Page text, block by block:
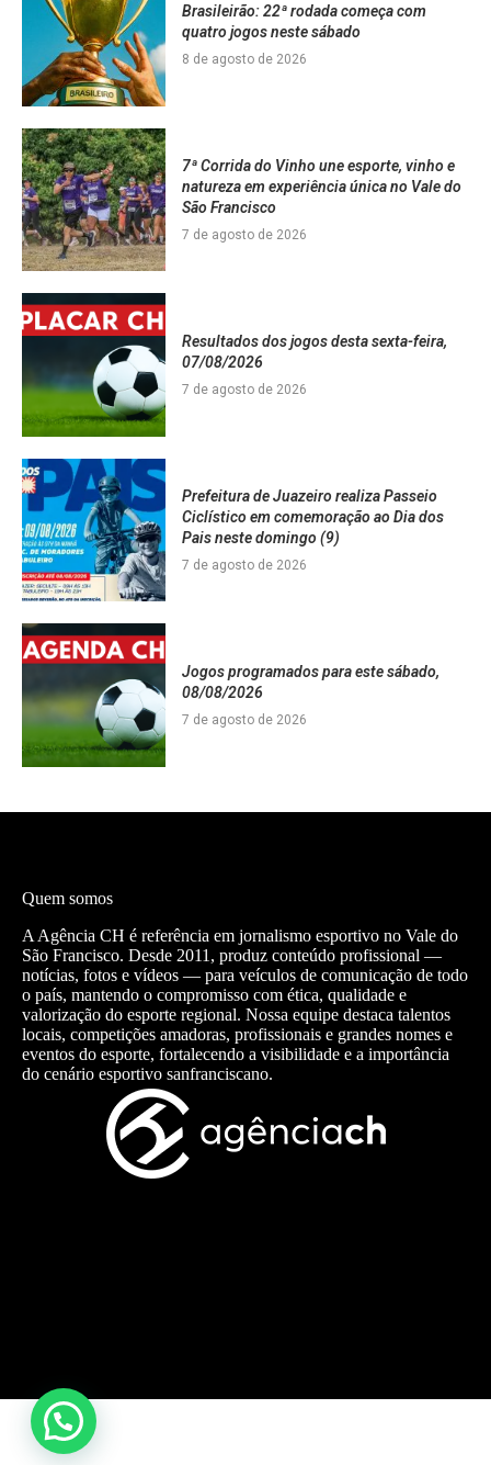
Brasileirão: 22ª rodada começa com
quatro jogos neste sábado
8 de agosto de 2026
7ª Corrida do Vinho une esporte, vinho e
natureza em experiência única no Vale do
São Francisco
7 de agosto de 2026
Resultados dos jogos desta sexta-feira,
07/08/2026
7 de agosto de 2026
Prefeitura de Juazeiro realiza Passeio
Ciclístico em comemoração ao Dia dos
Pais neste domingo (9)
7 de agosto de 2026
Jogos programados para este sábado,
08/08/2026
7 de agosto de 2026
Quem somos
A Agência CH é referência em jornalismo esportivo no Vale do
São Francisco. Desde 2011, produz conteúdo profissional —
notícias, fotos e vídeos — para veículos de comunicação de todo
o país, mantendo o compromisso com ética, qualidade e
valorização do esporte regional. Nossa equipe destaca talentos
locais, competições amadoras, profissionais e grandes nomes e
eventos do esporte, fortalecendo a visibilidade e a importância
do cenário esportivo sanfranciscano.